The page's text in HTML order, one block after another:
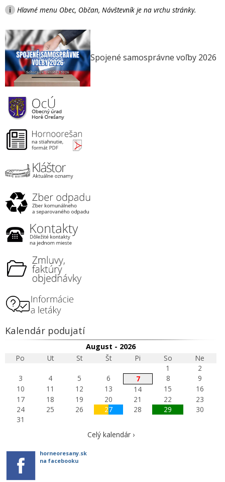
i Hlavné menu Obec, Občan, Návštevník je na vrchu stránky.
Spojené samosprávne voľby 2026
Kalendár podujatí
August - 2026
Po
Ut St Št Pi So
Ne
1
2
3
4 5 6 7 8
9
10
11 12 13 14 15
16
17
18 19 20 21 22
23
24
25 26 27 28 29
30
31
Celý kalendár ›
horneoresany.sk
na facebooku